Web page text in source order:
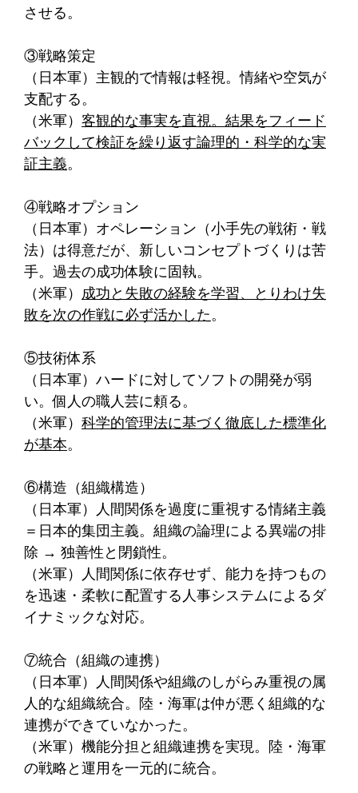
させる。
③戦略策定
（日本軍）主観的で情報は軽視。情緒や空気が
支配する。
（米軍） 客観的な事実を直視。結果をフィード
バックして検証を繰り返す論理的・科学的な実
証主義。
④戦略オプション
（日本軍）オペレーション（小手先の戦術・戦
法）は得意だが、新しいコンセプトづくりは苦
手。過去の成功体験に固執。
（米軍） 成功と失敗の経験を学習、とりわけ失
敗を次の作戦に必ず活かした。
⑤技術体系
（日本軍）ハードに対してソフトの開発が弱
い。個人の職人芸に頼る。
（米軍） 科学的管理法に基づく徹底した標準化
が基本。
⑥構造（組織構造）
（日本軍）人間関係を過度に重視する情緒主義
＝日本的集団主義。組織の論理による異端の排
除 → 独善性と閉鎖性。
（米軍）人間関係に依存せず、能力を持つもの
を迅速・柔軟に配置する人事システムによるダ
イナミックな対応。
⑦統合（組織の連携）
（日本軍）人間関係や組織のしがらみ重視の属
人的な組織統合。陸・海軍は仲が悪く組織的な
連携ができていなかった。
（米軍）機能分担と組織連携を実現。陸・海軍
の戦略と運用を一元的に統合。